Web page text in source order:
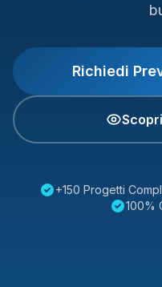
Richiedi
+150 Progetti
100%